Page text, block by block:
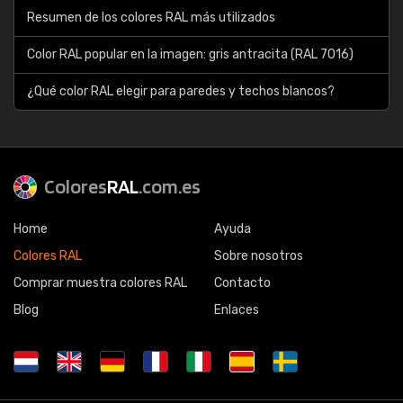
Resumen de los colores RAL más utilizados
Color RAL popular en la imagen: gris antracita (RAL 7016)
¿Qué color RAL elegir para paredes y techos blancos?
ColoresRAL.com.es
Home
Colores RAL
Comprar muestra colores RAL
Blog
Ayuda
Sobre nosotros
Contacto
Enlaces